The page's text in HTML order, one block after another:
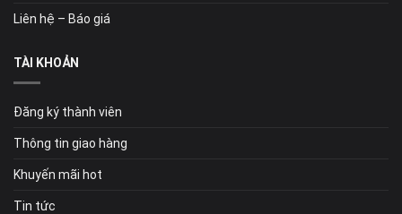
Liên hệ – Báo giá
TÀI KHOẢN
Đăng ký thành viên
Thông tin giao hàng
Khuyến mãi hot
Tin tức